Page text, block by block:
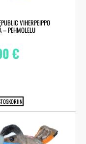
VIHERPEIPPO
– PEHMOLELU
€